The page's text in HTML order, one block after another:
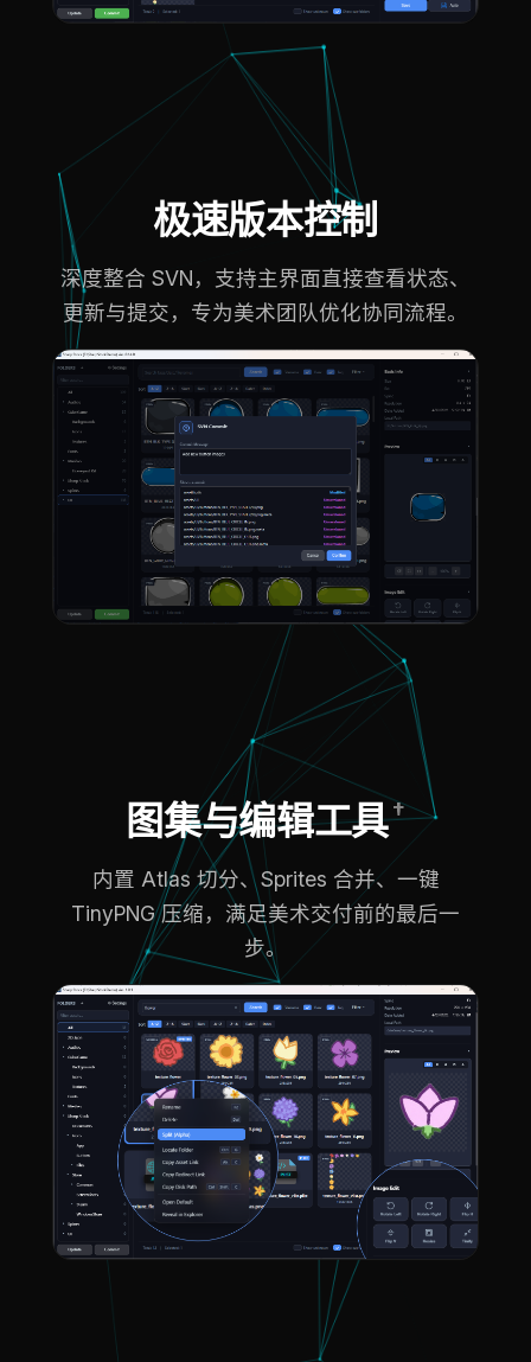
极速版本控制
深度整合 SVN，支持主界面直接查看状态、
更新与提交，专为美术团队优化协同流程。
图集与编辑工具†
内置 Atlas 切分、Sprites 合并、一键
TinyPNG 压缩，满足美术交付前的最后一
步。